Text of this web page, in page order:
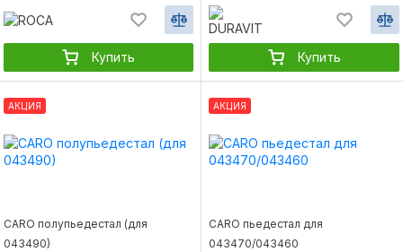
Купить Купить
АКЦИЯ
CARO полупьедестал (для
043490)
АКЦИЯ
CARO пьедестал для
043470/043460